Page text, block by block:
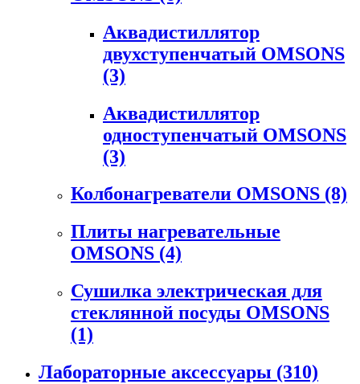
Аквадистиллятор
двухступенчатый OMSONS
(3)
Аквадистиллятор
одноступенчатый OMSONS
(3)
Колбонагреватели OMSONS (8)
Плиты нагревательные
OMSONS (4)
Сушилка электрическая для
стеклянной посуды OMSONS
(1)
Лабораторные аксессуары (310)